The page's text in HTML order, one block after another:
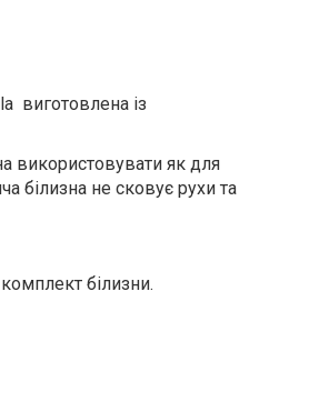
виготовлена із
використовувати як для
білизна не сковує рухи та
білизни.